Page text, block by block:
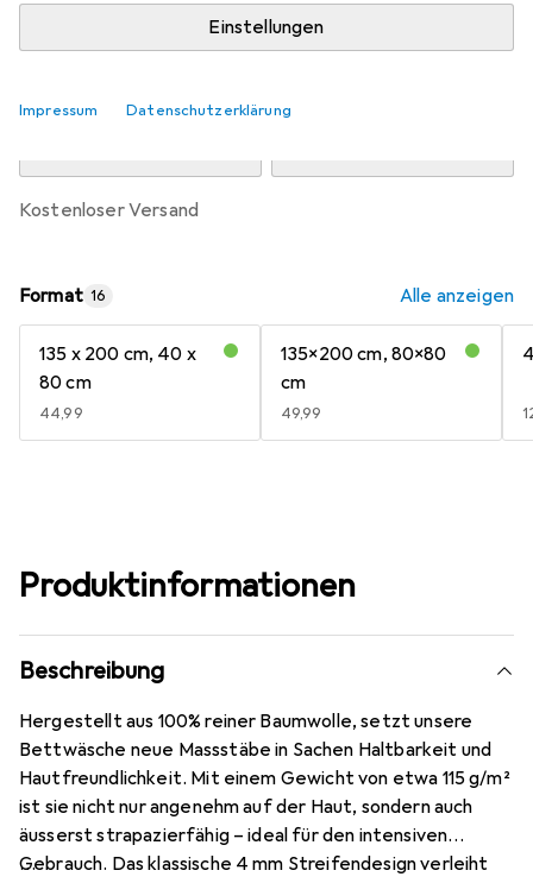
Einstellungen
Impressum Datenschutzerklärung
kostenloser Versand
Format 16 Alle anzeigen
135 x 200 cm, 40 x
80 cm
EUR
44,99
135x200 cm, 80x80
cm
EUR
49,99
Produktinformationen
Beschreibung
Hergestellt aus 100% reiner Baumwolle, setzt unsere
Bettwäsche neue Massstäbe in Sachen Haltbarkeit und
Hautfreundlichkeit. Mit einem Gewicht von etwa 115 g/m²
ist sie nicht nur angenehm auf der Haut, sondern auch
äusserst strapazierfähig – ideal für den intensiven
Gebrauch. Das klassische 4 mm Streifendesign verleiht